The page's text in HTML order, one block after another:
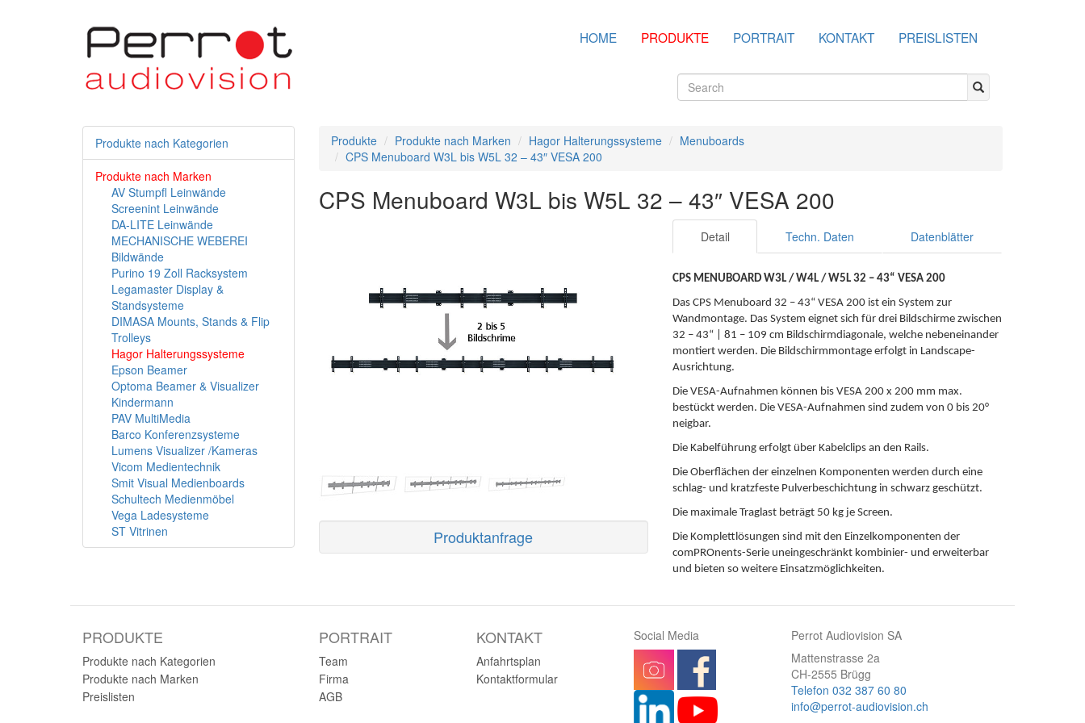
HOME PRODUKTE PORTRAIT KONTAKT PREISLISTEN
Produkte nach Kategorien
Produkte nach Marken
AV Stumpfl Leinwände
Screenint Leinwände
DA-LITE Leinwände
MECHANISCHE WEBEREI
Bildwände
Purino 19 Zoll Racksystem
Legamaster Display &
Standsysteme
DIMASA Mounts, Stands & Flip
Trolleys
Hagor Halterungssysteme
Epson Beamer
Optoma Beamer & Visualizer
Kindermann
PAV MultiMedia
Barco Konferenzsysteme
Lumens Visualizer /Kameras
Vicom Medientechnik
Smit Visual Medienboards
Schultech Medienmöbel
Vega Ladesysteme
ST Vitrinen
Produkte Produkte nach Marken Hagor Halterungssysteme
Menuboards
CPS Menuboard W3L bis W5L 32 – 43″ VESA 200
CPS Menuboard W3L bis W5L 32 – 43″ VESA 200
Produktanfrage
Detail Techn. Daten Datenblätter
CPS MENUBOARD W3L / W4L / W5L 32 – 43“ VESA 200
Das CPS Menuboard 32 – 43“ VESA 200 ist ein System zur
Wandmontage. Das System eignet sich für drei Bildschirme zwischen
32 – 43“ | 81 – 109 cm Bildschirmdiagonale, welche nebeneinander
montiert werden. Die Bildschirmmontage erfolgt in Landscape-
Ausrichtung.
Die VESA-Aufnahmen können bis VESA 200 x 200 mm max.
bestückt werden. Die VESA-Aufnahmen sind zudem von 0 bis 20°
neigbar.
Die Kabelführung erfolgt über Kabelclips an den Rails.
Die Oberflächen der einzelnen Komponenten werden durch eine
schlag- und kratzfeste Pulverbeschichtung in schwarz geschützt.
Die maximale Traglast beträgt 50 kg je Screen.
Die Komplettlösungen sind mit den Einzelkomponenten der
comPROnents-Serie uneingeschränkt kombinier- und erweiterbar
und bieten so weitere Einsatzmöglichkeiten.
PRODUKTE
Produkte nach Kategorien
Produkte nach Marken
Preislisten
PORTRAIT
Team
Firma
AGB
KONTAKT
Anfahrtsplan
Kontaktformular
Social Media
Perrot Audiovision SA
Mattenstrasse 2a
CH-2555 Brügg
Telefon 032 387 60 80
info@perrot-audiovision.ch